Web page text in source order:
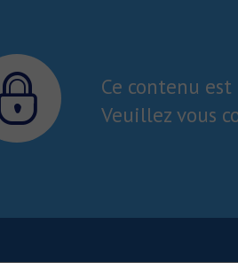
Ce contenu
Veuillez vous